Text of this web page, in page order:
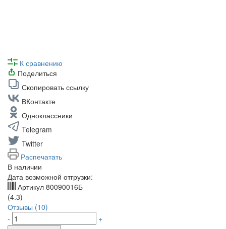
К сравнению
Поделиться
Скопировать ссылку
ВКонтакте
Одноклассники
Telegram
Twitter
Распечатать
В наличии
Дата возможной отгрузки:
Артикул 80090016Б
(4.3)
Отзывы (10)
-
+